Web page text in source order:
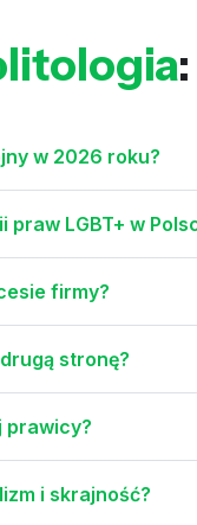
:
w 2026 roku?
LGBT+ w
firmy?
stronę?
prawicy?
i skrajność?